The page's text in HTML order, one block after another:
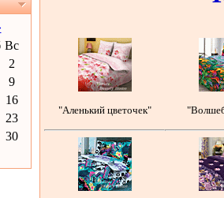
Вс
2
9
16
23
30
"Аленький цветочек"